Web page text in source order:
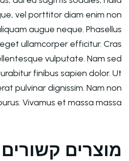
vel porttitor diam enim non
augue neque. Phasellus
ullamcorper efficitur. Cras
vulputate. Nam sed
finibus sapien dolor. Ut
pulvinar dignissim. Nam non
Vivamus et massa massa.
מוצרים קשורים